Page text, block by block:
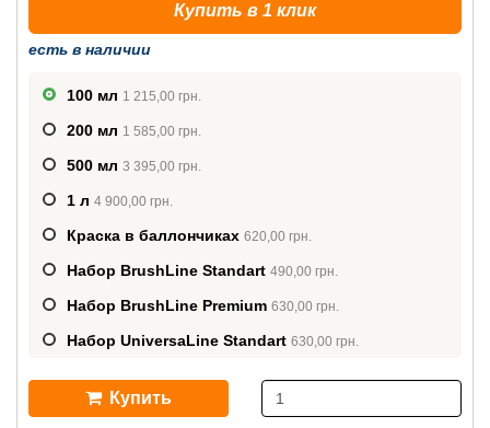
Купить в 1 клик
есть в наличии
100 мл 1 215,00 грн.
200 мл 1 585,00 грн.
500 мл 3 395,00 грн.
1 л 4 900,00 грн.
Краска в баллончиках 620,00 грн.
Набор BrushLine Standart 490,00 грн.
Набор BrushLine Premium 630,00 грн.
Набор UniversaLine Standart 630,00 грн.
Купить